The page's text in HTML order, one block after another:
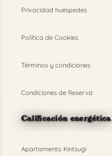
Privacidad huéspedes
Política de Cookies
Términos y condiciones
Condiciones de Reserva
Calificación energética
Apartamento Kintsugi